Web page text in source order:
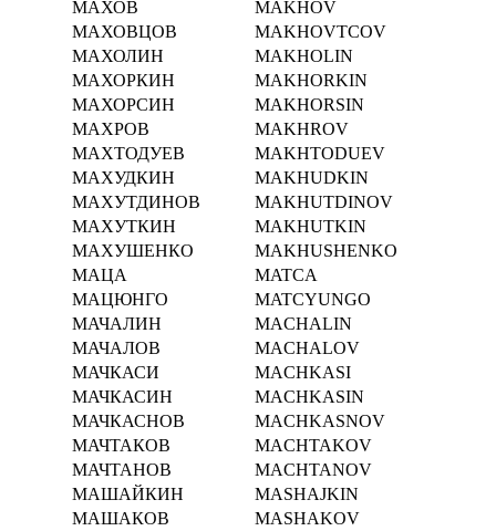
МАХОВ
MAKHOV
МАХОВЦОВ
MAKHOVTCOV
МАХОЛИН
MAKHOLIN
МАХОРКИН
MAKHORKIN
МАХОРСИН
MAKHORSIN
МАХРОВ
MAKHROV
МАХТОДУЕВ
MAKHTODUEV
МАХУДКИН
MAKHUDKIN
МАХУТДИНОВ
MAKHUTDINOV
МАХУТКИН
MAKHUTKIN
МАХУШЕНКО
MAKHUSHENKO
МАЦА
MATCA
МАЦЮНГО
MATCYUNGO
МАЧАЛИН
MACHALIN
МАЧАЛОВ
MACHALOV
МАЧКАСИ
MACHKASI
МАЧКАСИН
MACHKASIN
МАЧКАСНОВ
MACHKASNOV
МАЧТАКОВ
MACHTAKOV
МАЧТАНОВ
MACHTANOV
МАШАЙКИН
MASHAJKIN
МАШАКОВ
MASHAKOV